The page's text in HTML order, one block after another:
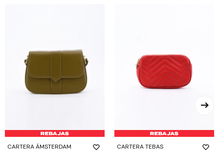
CARTERA ÁMSTERDAM CARTERA TEBAS